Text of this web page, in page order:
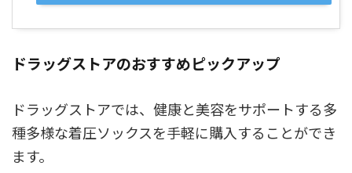
ドラッグストアのおすすめピックアップ
ドラッグストアでは、健康と美容をサポートする多
種多様な着圧ソックスを手軽に購入することができ
ます。